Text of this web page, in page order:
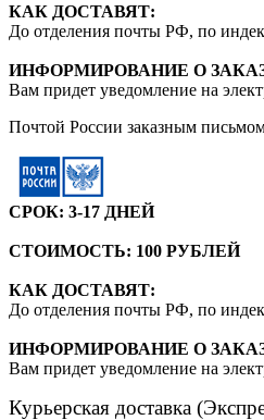
КАК ДОСТАВЯТ:
До отделения почты РФ, по
ИНФОРМИРОВАНИЕ О
Вам придет уведомление на
Почтой России заказным
СРОК: 3-17 ДНЕЙ
СТОИМОСТЬ: 100 РУБЛЕЙ
КАК ДОСТАВЯТ:
До отделения почты РФ, по
ИНФОРМИРОВАНИЕ О
Вам придет уведомление на
Курьерская доставка